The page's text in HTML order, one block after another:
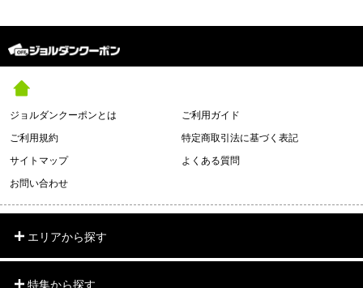
ジョルダンクーポンとは
ご利用ガイド
ご利用規約
特定商取引法に基づく表記
サイトマップ
よくある質問
お問い合わせ
エリアから探す
特集から探す